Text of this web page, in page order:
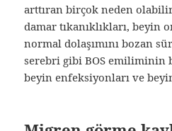
arttıran birçok neden
damar tıkanıklıkları, beyin
normal dolaşımını bozan
serebri gibi BOS emiliminin
beyin enfeksiyonları ve